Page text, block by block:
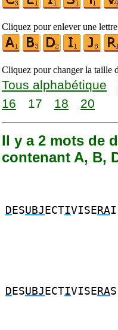
Cliquez pour enlever une lettre
Cliquez pour changer la taille
Tous alphabétique
16
17 18 20
Il y a 2 mots de
contenant A, B,
D ESUBJ ECTIVISE RAI
D ESUBJ ECTIVISE RAS